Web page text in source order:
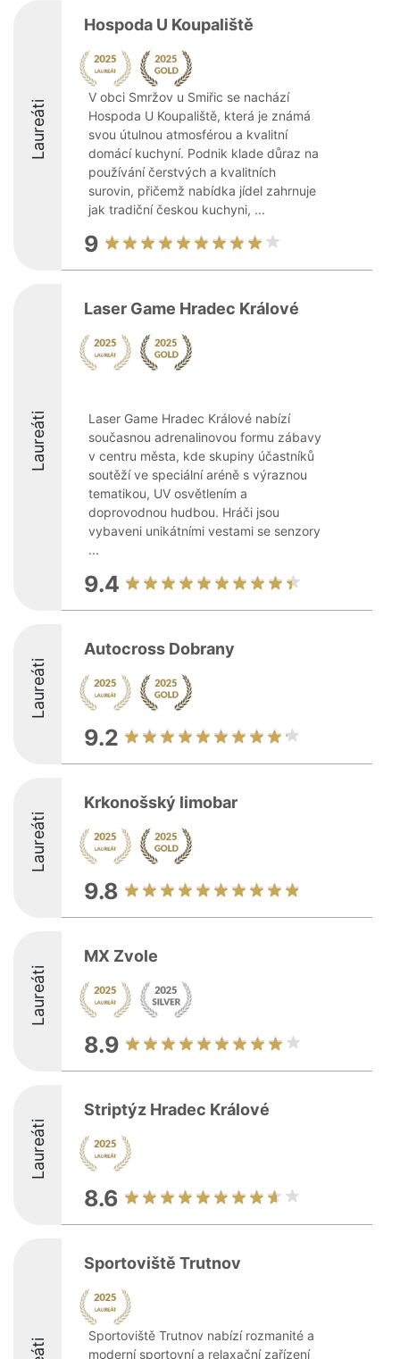
Laureáti
Hospoda U Koupaliště
V obci Smržov u Smiřic se nachází
Hospoda U Koupaliště, která je známá
svou útulnou atmosférou a kvalitní
domácí kuchyní. Podnik klade důraz na
používání čerstvých a kvalitních
surovin, přičemž nabídka jídel zahrnuje
jak tradiční českou kuchyni, ...
9
Laureáti
Laser Game Hradec Králové
Laser Game Hradec Králové nabízí
současnou adrenalinovou formu zábavy
v centru města, kde skupiny účastníků
soutěží ve speciální aréně s výraznou
tematikou, UV osvětlením a
doprovodnou hudbou. Hráči jsou
vybaveni unikátními vestami se senzory
...
9.4
Laureáti
Autocross Dobrany
9.2
Laureáti
Krkonošský limobar
9.8
Laureáti
MX Zvole
8.9
Laureáti
Striptýz Hradec Králové
8.6
Sportoviště Trutnov
Sportoviště Trutnov nabízí rozmanité a
moderní sportovní a relaxační zařízení